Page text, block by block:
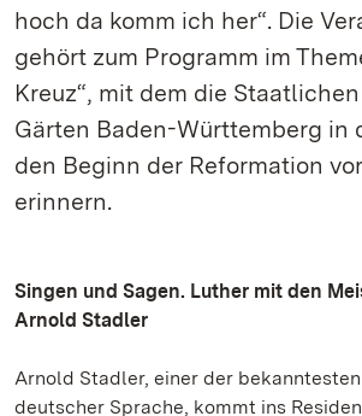
hoch da komm ich her“. Die
gehört zum Programm im
Kreuz“, mit dem die
Gärten Baden-Württemberg in
den Beginn der Reformation
erinnern.
Singen und Sagen. Luther mit den
Arnold Stadler
Arnold Stadler, einer der
deutscher Sprache, kommt ins